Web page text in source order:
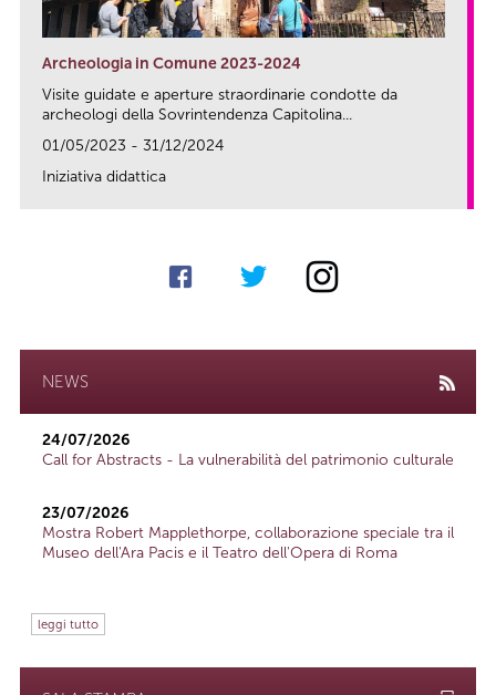
Archeologia in Comune 2023-2024
Visite guidate e aperture straordinarie condotte da
archeologi della Sovrintendenza Capitolina...
01/05/2023 - 31/12/2024
Iniziativa didattica
NEWS
24/07/2026
Call for Abstracts - La vulnerabilità del patrimonio culturale
23/07/2026
Mostra Robert Mapplethorpe, collaborazione speciale tra il
Museo dell'Ara Pacis e il Teatro dell'Opera di Roma
leggi tutto